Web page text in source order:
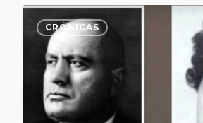
CRÓNICAS